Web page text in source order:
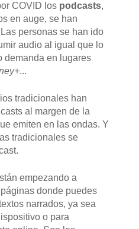
COVID los podcasts,
en auge, se han
personas se han ido
audio al igual que lo
demanda en lugares
...
tradicionales han
al margen de la
emiten en las ondas. Y
tradicionales se
empezando a
donde puedes
narrados, ya sea
o para